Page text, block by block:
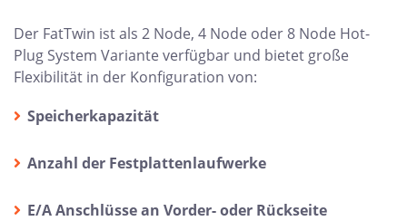
Der FatTwin ist als 2 Node, 4 Node oder 8 Node Hot-
Plug System Variante verfügbar und bietet große
Flexibilität in der Konfiguration von:
Speicherkapazität
Anzahl der Festplattenlaufwerke
E/A Anschlüsse an Vorder- oder Rückseite